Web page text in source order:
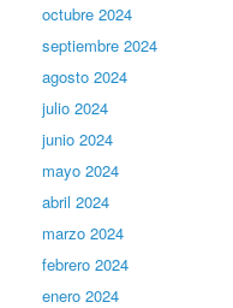
octubre 2024
septiembre 2024
agosto 2024
julio 2024
junio 2024
mayo 2024
abril 2024
marzo 2024
febrero 2024
enero 2024